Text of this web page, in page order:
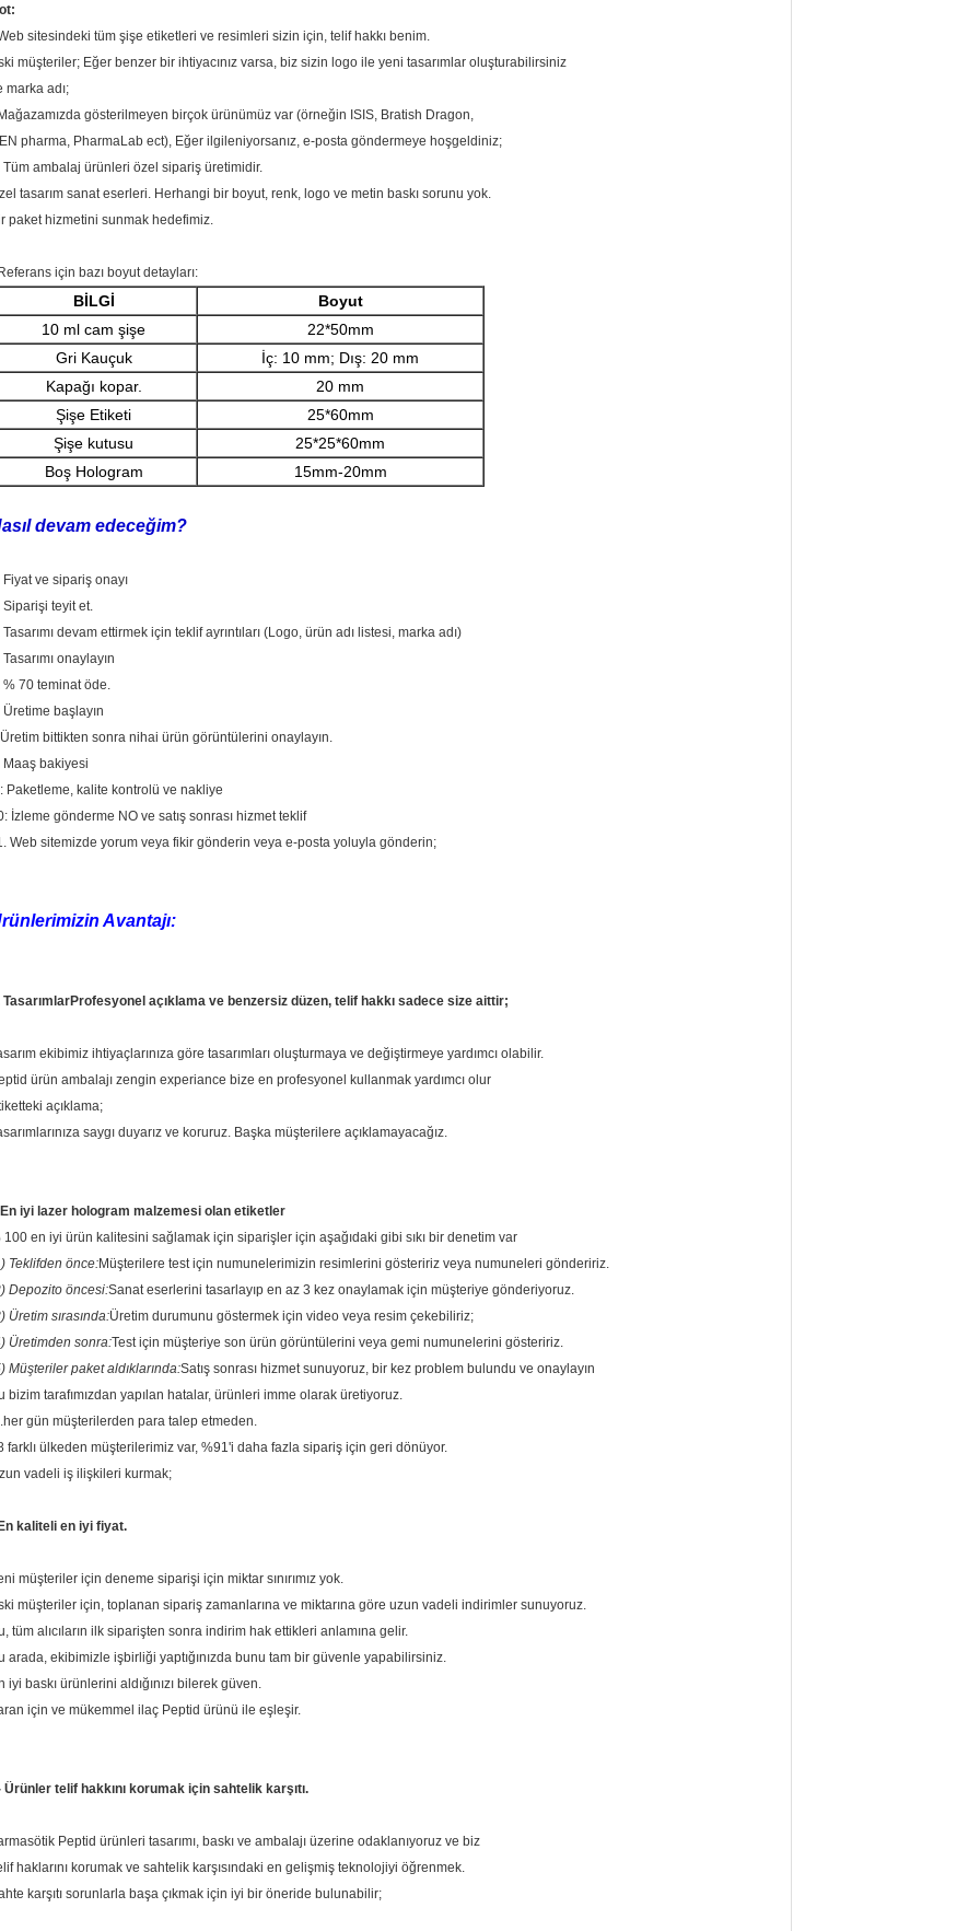
sitesindeki tüm şişe etiketleri ve resimleri sizin için, telif hakkı benim.
müşteriler; Eğer benzer bir ihtiyacınız varsa, biz sizin logo ile yeni tasarımlar oluşturabilirsiniz
marka adı;
gösterilmeyen birçok ürünümüz var (örneğin ISIS, Bratish Dragon,
pharma, PharmaLab ect), Eğer ilgileniyorsanız, e-posta göndermeye hoşgeldiniz;
Tüm ambalaj ürünleri özel sipariş üretimidir.
tasarım sanat eserleri. Herhangi bir boyut, renk, logo ve metin baskı sorunu yok.
paket hizmetini sunmak hedefimiz.
için bazı boyut detayları:
BİLGİ
Boyut
10 ml cam şişe
22*50mm
Gri Kauçuk
İç: 10 mm; Dış: 20 mm
Kapağı kopar.
20 mm
Şişe Etiketi
25*60mm
Şişe kutusu
25*25*60mm
Boş Hologram
15mm-20mm
devam edeceğim?
Fiyat ve sipariş onayı
Siparişi teyit et.
Tasarımı devam ettirmek için teklif ayrıntıları (Logo, ürün adı listesi, marka adı)
Tasarımı onaylayın
% 70 teminat öde.
Üretime başlayın
bittikten sonra nihai ürün görüntülerini onaylayın.
Maaş bakiyesi
Paketleme, kalite kontrolü ve nakliye
İzleme gönderme NO ve satış sonrası hizmet teklif
Web sitemizde yorum veya fikir gönderin veya e-posta yoluyla gönderin;
Avantajı:
TasarımlarProfesyonel açıklama ve benzersiz düzen, telif hakkı sadece size aittir;
ekibimiz ihtiyaçlarınıza göre tasarımları oluşturmaya ve değiştirmeye yardımcı olabilir.
ürün ambalajı zengin experiance bize en profesyonel kullanmak yardımcı olur
açıklama;
saygı duyarız ve koruruz. Başka müşterilere açıklamayacağız.
En iyi lazer hologram malzemesi olan etiketler
100 en iyi ürün kalitesini sağlamak için siparişler için aşağıdaki gibi sıkı bir denetim var
Teklifden önce:Müşterilere test için numunelerimizin resimlerini gösteririz veya numuneleri göndeririz.
Depozito öncesi:Sanat eserlerini tasarlayıp en az 3 kez onaylamak için müşteriye gönderiyoruz.
Üretim sırasında:Üretim durumunu göstermek için video veya resim çekebiliriz;
Üretimden sonra:Test için müşteriye son ürün görüntülerini veya gemi numunelerini gösteririz.
Müşteriler paket aldıklarında:Satış sonrası hizmet sunuyoruz, bir kez problem bulundu ve onaylayın
bizim tarafımızdan yapılan hatalar, ürünleri imme olarak üretiyoruz.
gün müşterilerden para talep etmeden.
farklı ülkeden müşterilerimiz var, %91'i daha fazla sipariş için geri dönüyor.
vadeli iş ilişkileri kurmak;
kaliteli en iyi fiyat.
müşteriler için deneme siparişi için miktar sınırımız yok.
müşteriler için, toplanan sipariş zamanlarına ve miktarına göre uzun vadeli indirimler sunuyoruz.
tüm alıcıların ilk siparişten sonra indirim hak ettikleri anlamına gelir.
arada, ekibimizle işbirliği yaptığınızda bunu tam bir güvenle yapabilirsiniz.
iyi baskı ürünlerini aldığınızı bilerek güven.
için ve mükemmel ilaç Peptid ürünü ile eşleşir.
Ürünler telif hakkını korumak için sahtelik karşıtı.
Peptid ürünleri tasarımı, baskı ve ambalajı üzerine odaklanıyoruz ve biz
haklarını korumak ve sahtelik karşısındaki en gelişmiş teknolojiyi öğrenmek.
karşıtı sorunlarla başa çıkmak için iyi bir öneride bulunabilir;